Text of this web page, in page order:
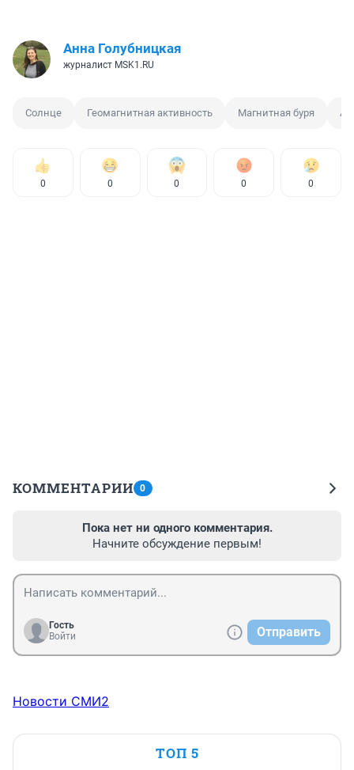
Анна Голубницкая
журналист MSK1.RU
Солнце Геомагнитная активность Магнитная буря
0 0 0 0 0
КОММЕНТАРИИ 0
Пока нет ни одного комментария.
Начните обсуждение первым!
Гость
Войти
Отправить
Новости СМИ2
ТОП 5